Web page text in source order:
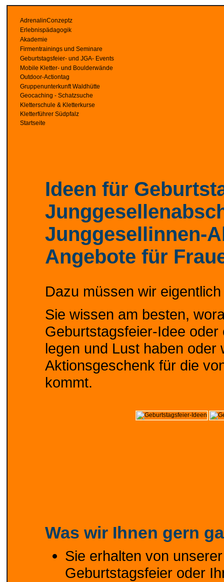
AdrenalinConzeptz
Erlebnispädagogik
Akademie
Firmentrainings und Seminare
Geburtstagsfeier- und JGA- Events
Mobile Kletter- und Boulderwände
Outdoor-Actiontag
Gruppenunterkunft Waldhütte
Geocaching - Schatzsuche
Kletterschule & Kletterkurse
Kletterführer Südpfalz
Startseite
Ideen für
Junggesellinnen-
Angebote für
Dazu müssen wir
Sie wissen am besten,
Geburtstagsfeier-Idee
legen und Lust haben oder
Aktionsgeschenk für die
kommt.
Was wir Ihnen gern
Sie erhalten von
Geburtstagsfeier oder